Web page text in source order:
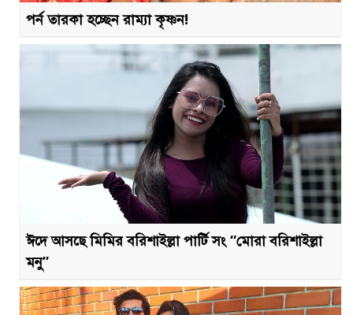
পর্ন তারকা হচ্ছেন রাম্যা কৃষ্ণন!
ঈদে আসছে মিমির বরিশাইল্লা পার্টি সং “মোরা বরিশাইল্লা
মনু”